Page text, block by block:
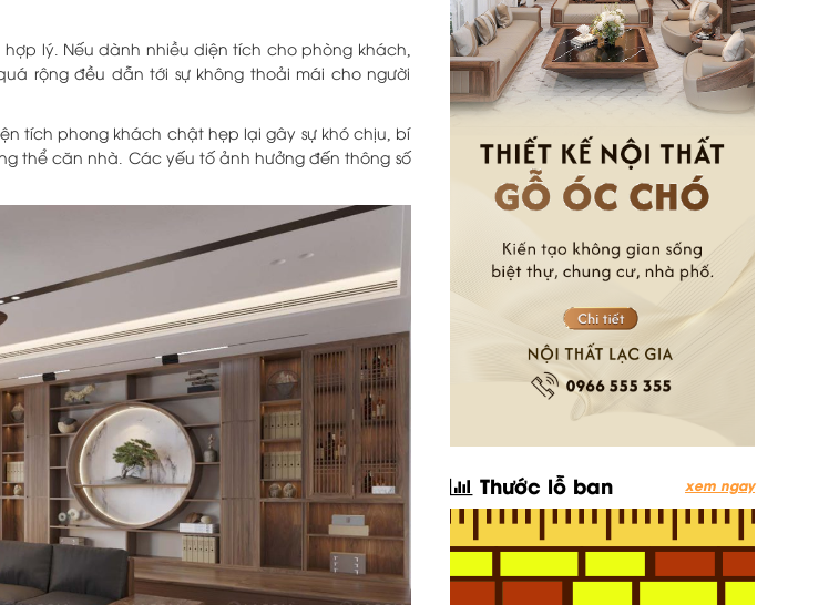
lý. Nếu dành nhiều diện tích cho phòng khách,
rộng đều dẫn tới sự không thoải mái cho người
tích phong khách chật hẹp lại gây sự khó chịu, bí
thể căn nhà. Các yếu tố ảnh hưởng đến thông số
Thước lỗ ban xem ngay